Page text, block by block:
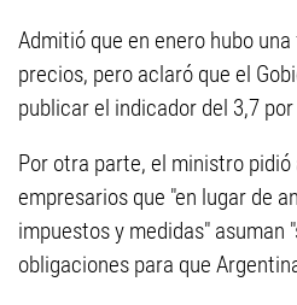
Admitió que en enero hubo
precios, pero aclaró que el
publicar el indicador del 3,7
Por otra parte, el ministro
empresarios que "en lugar de
impuestos y medidas" asuman
obligaciones para que